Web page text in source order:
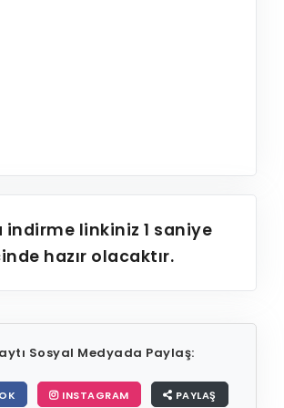
indirme linkiniz1 saniye
hazır olacaktır.
Sosyal Medyada Paylaş:
INSTAGRAM PAYLAŞ